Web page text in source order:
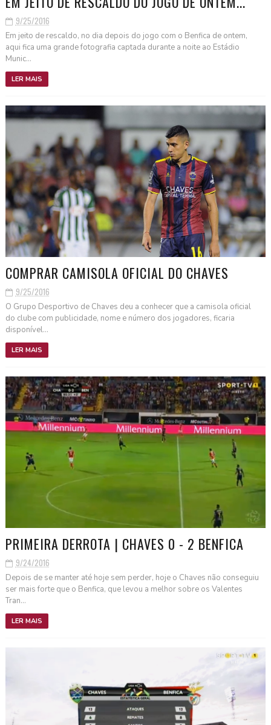
9/25/2016
Em jeito de rescaldo, no dia depois do jogo com o Benfica de ontem,
aqui fica uma grande fotografia captada durante a noite ao Estádio
Munic...
LER MAIS
COMPRAR CAMISOLA OFICIAL DO CHAVES
9/25/2016
O Grupo Desportivo de Chaves deu a conhecer que a camisola oficial
do clube com publicidade, nome e número dos jogadores, ficaria
disponível...
LER MAIS
PRIMEIRA DERROTA | CHAVES 0 - 2 BENFICA
9/24/2016
Depois de se manter até hoje sem perder, hoje o Chaves não conseguiu
ser mais forte que o Benfica, que levou a melhor sobre os Valentes
Tran...
LER MAIS